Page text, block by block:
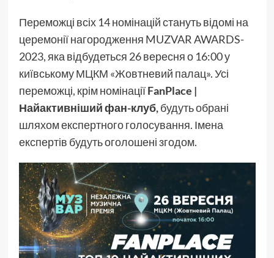
Переможці всіх 14 номінацій стануть відомі на
церемонії нагородження MUZVAR AWARDS-
2023, яка відбудеться 26 вересня о 16:00 у
київському МЦКМ «Жовтневий палац». Усі
переможці, крім номінаціїFanPlace |
Найактивніший фан-клуб,будуть обрані
шляхом експертного голосування. Імена
експертів будуть оголошені згодом.